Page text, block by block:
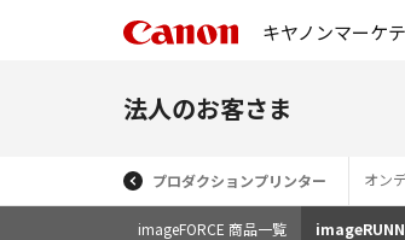
キヤノンマーケ
法人のお客さま
プロダクションプリンター オン
imageFORCE 商品一覧